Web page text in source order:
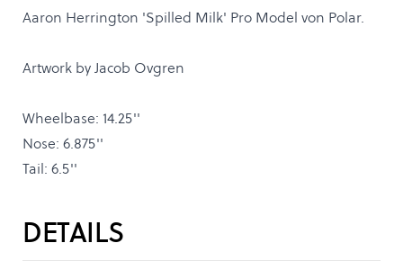
Aaron Herrington 'Spilled Milk' Pro Model von Polar.
Artwork by Jacob Ovgren
Wheelbase: 14.25''
Nose: 6.875''
Tail: 6.5''
DETAILS